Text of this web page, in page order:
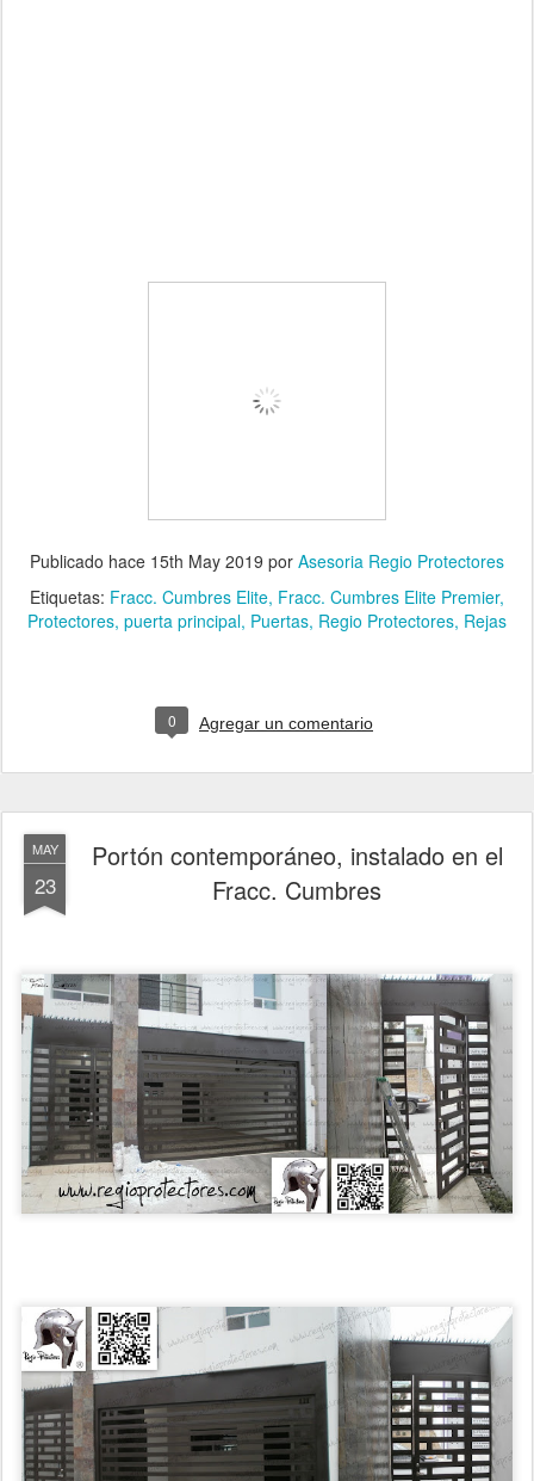
Publicado hace 15th May 2019 por Asesoria Regio Protectores
Etiquetas: Fracc. Cumbres Elite Fracc. Cumbres Elite Premier
Protectores puerta principal Puertas Regio Protectores Rejas
0 Agregar un comentario
MAY
23
Portón contemporáneo, instalado en el
Fracc. Cumbres